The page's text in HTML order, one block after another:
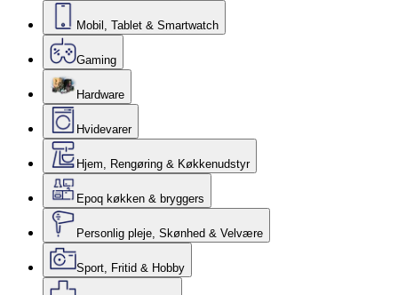
Mobil, Tablet & Smartwatch
Gaming
Hardware
Hvidevarer
Hjem, Rengøring & Køkkenudstyr
Epoq køkken & bryggers
Personlig pleje, Skønhed & Velvære
Sport, Fritid & Hobby